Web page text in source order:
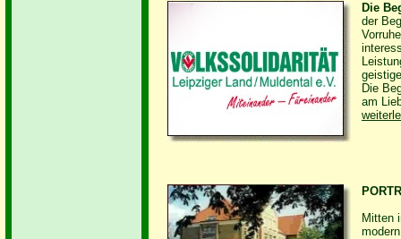
Die
der
Die
am
Mitten